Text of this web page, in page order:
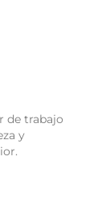
de trabajo
y